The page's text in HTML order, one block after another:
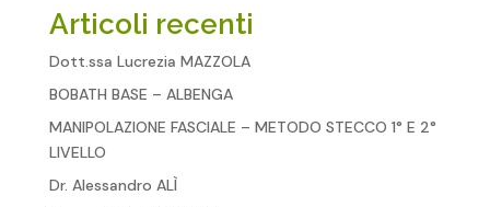
Articoli recenti
Dott.ssa Lucrezia MAZZOLA
BOBATH BASE – ALBENGA
MANIPOLAZIONE FASCIALE – METODO STECCO 1° E 2°
LIVELLO
Dr. Alessandro ALÌ